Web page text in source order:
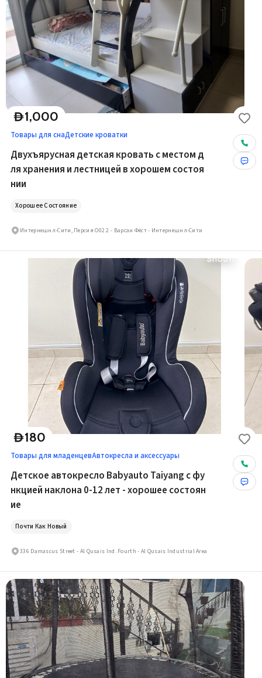
D1,000
Товары для снаДетские кроватки
Двухъярусная детская кровать с местом д
ля хранения и лестницей в хорошем состоя
нии
Хорошее Состояние
Интернешнл-Сити, Персия О02 2 - Варсан Фёст - Интернешнл-Сити
D180
Товары для младенцевАвтокресла и аксессуары
Детское автокресло Babyauto Taiyang с фу
нкцией наклона 0-12 лет - хорошее состоян
ие
Почти Как Новый
336 Damascus Street - Al Qusais Ind. Fourth - Al Qusais Industrial Area